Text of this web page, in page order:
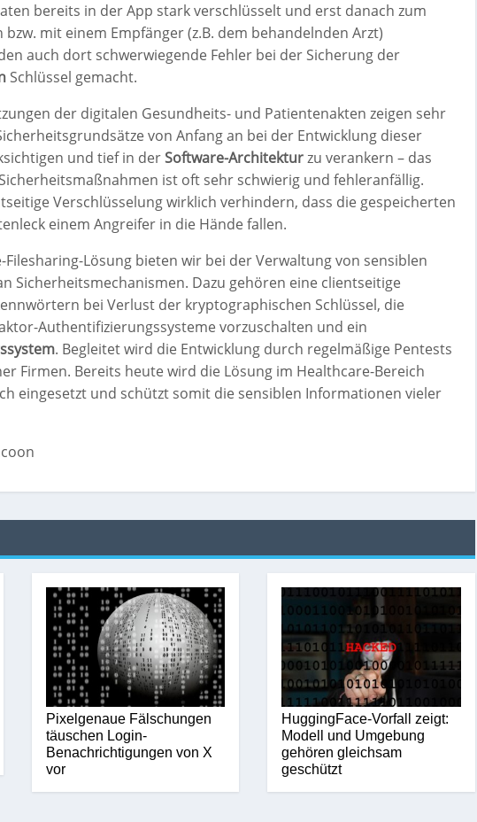
bereits in der App stark verschlüsselt und erst danach zum
mit einem Empfänger (z.B. dem behandelnden Arzt)
auch dort schwerwiegende Fehler bei der Sicherung der
Schlüssel gemacht.
der digitalen Gesundheits- und Patientenakten zeigen sehr
von Anfang an bei der Entwicklung dieser
und tief in derSoftware-Architekturzu verankern – das
ist oft sehr schwierig und fehleranfällig.
Verschlüsselung wirklich verhindern, dass die gespeicherten
einem Angreifer in die Hände fallen.
Lösung bieten wir bei der Verwaltung von sensiblen
Sicherheitsmechanismen. Dazu gehören eine clientseitige
bei Verlust der kryptographischen Schlüssel, die
Authentifizierungssysteme vorzuschalten und ein
. Begleitet wird die Entwicklung durch regelmäßige Pentests
Firmen. Bereits heute wird die Lösung im Healthcare-Bereich
eingesetzt und schützt somit die sensiblen Informationen vieler
Pixelgenaue Fälschungen
täuschen Login-
Benachrichtigungen von X
vor
HuggingFace-Vorfall zeigt:
Modell und Umgebung
gehören gleichsam
geschützt